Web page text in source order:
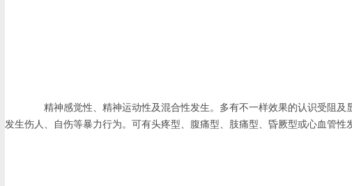
精神感觉性、精神运动性及混合性发生。多有不一样效果的认识受阻及
发生伤人、自伤等暴力行为。可有头疼型、腹痛型、肢痛型、昏厥型或心血管